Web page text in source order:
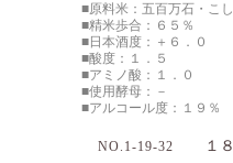
■原料米：五百万石・こ
■精米歩合：６５％
■日本酒度：＋６．０
■酸度：１．５
■アミノ酸：１．０
■使用酵母：－
■アルコール度：１９％
NO.1-19-32 １８